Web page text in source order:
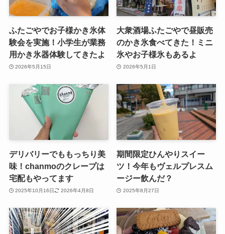
ふたごやでお子様かき氷体
験会を実施！小学生が業務
用かき氷器体験してきたよ
2026年5月15日
大衆酒場ふたごやで昼販売
のかき氷食べてきた！ミニ
氷やお子様氷もあるよ
2026年5月1日
デリバリーでももっちり美
味！chanmoのクレープは
宅配もやってます
2025年10月16日 2026年4月8日
期間限定ひんやりスイー
ツ！今年もヴェルプレスム
ージー飲んだ？
2025年8月27日